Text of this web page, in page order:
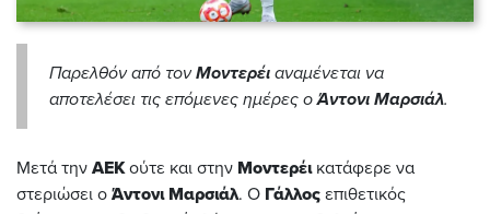
Παρελθόν από τονΜοντερέι αναμένεται να
αποτελέσει τις επόμενες ημέρες οΆντονι Μαρσιάλ.
Μετά την ΑΕΚούτε και στην Μοντερέικατάφερε να
στεριώσει ο Άντονι Μαρσιάλ. Ο Γάλλος επιθετικός